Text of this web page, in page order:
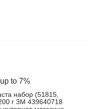
to 7%
набор (51815,
г 3M 439640718